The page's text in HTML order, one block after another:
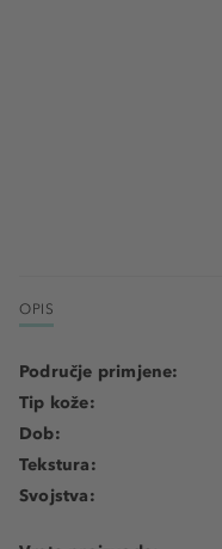
OPIS
Područje primjene:
Tip kože:
Dob:
Tekstura:
Svojstva: